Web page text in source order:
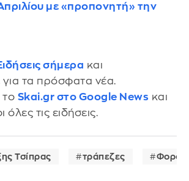
με «προπονητή» την
σήμερα και
για τα πρόσφατα νέα.
Skai.gr στο Google News και
τις ειδήσεις.
Τσίπρας τράπεζες